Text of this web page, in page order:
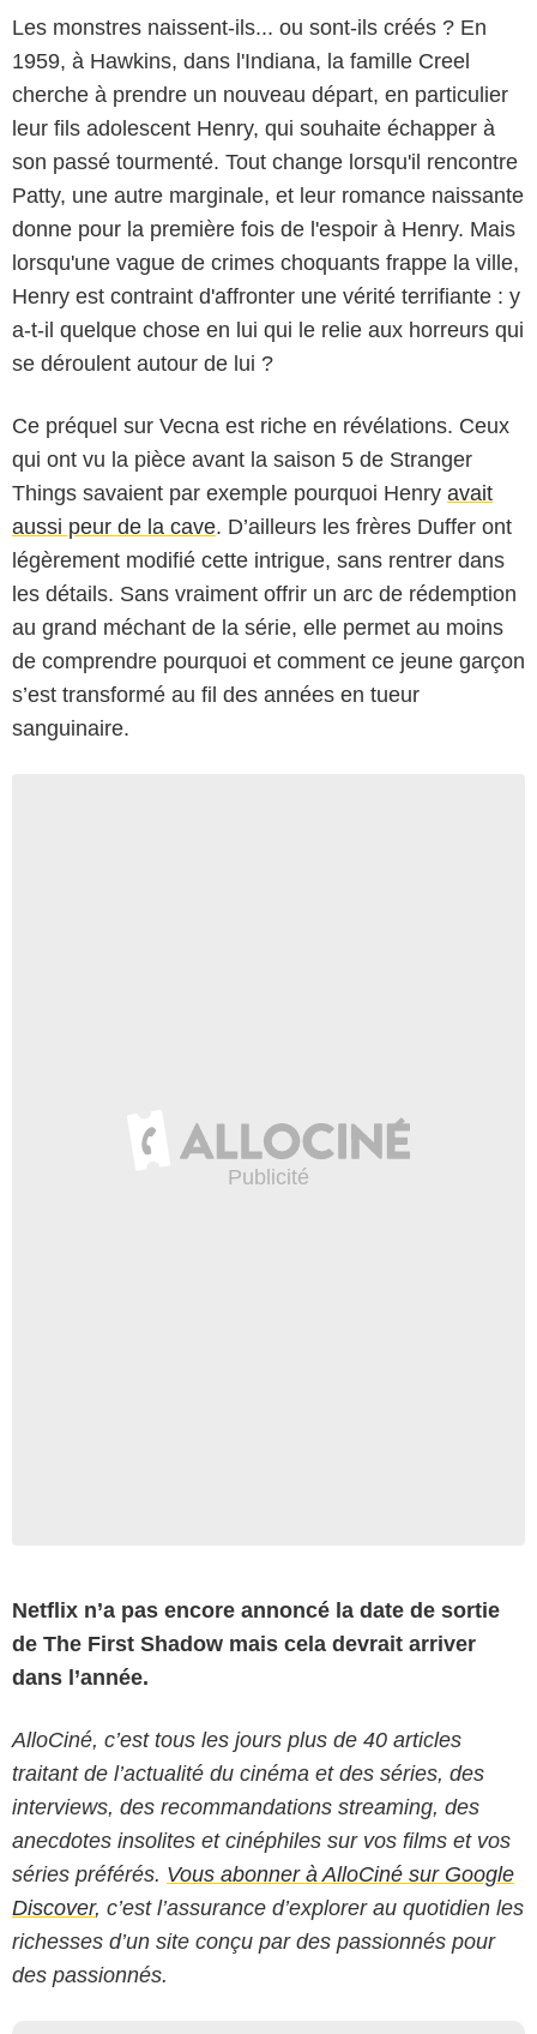
Les monstres naissent-ils... ou sont-ils créés ? En
1959, à Hawkins, dans l'Indiana, la famille Creel
cherche à prendre un nouveau départ, en particulier
leur fils adolescent Henry, qui souhaite échapper à
son passé tourmenté. Tout change lorsqu'il rencontre
Patty, une autre marginale, et leur romance naissante
donne pour la première fois de l'espoir à Henry. Mais
lorsqu'une vague de crimes choquants frappe la ville,
Henry est contraint d'affronter une vérité terrifiante : y
a-t-il quelque chose en lui qui le relie aux horreurs qui
se déroulent autour de lui ?
Ce préquel sur Vecna est riche en révélations. Ceux
qui ont vu la pièce avant la saison 5 de Stranger
Things savaient par exemple pourquoi Henry avait
aussi peur de la cave. D’ailleurs les frères Duffer ont
légèrement modifié cette intrigue, sans rentrer dans
les détails. Sans vraiment offrir un arc de rédemption
au grand méchant de la série, elle permet au moins
de comprendre pourquoi et comment ce jeune garçon
s’est transformé au fil des années en tueur
sanguinaire.
Netflix n’a pas encore annoncé la date de sortie
de The First Shadow mais cela devrait arriver
dans l’année.
AlloCiné, c’est tous les jours plus de 40 articles
traitant de l’actualité du cinéma et des séries, des
interviews, des recommandations streaming, des
anecdotes insolites et cinéphiles sur vos films et vos
séries préférés. Vous abonner à AlloCiné sur Google
Discover, c’est l’assurance d’explorer au quotidien les
richesses d’un site conçu par des passionnés pour
des passionnés.